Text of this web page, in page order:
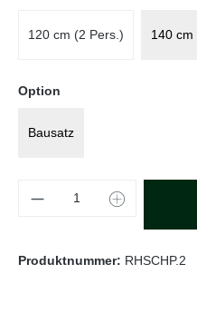
120 cm (2 Pers.) 140 cm
Option
Bausatz
Produkt Anzahl:
Produktnummer: RHSCHP.2